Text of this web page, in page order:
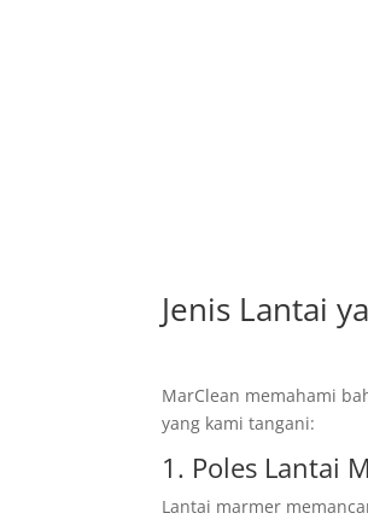
Jenis Lantai
MarClean memahami
yang kami tangani:
1. Poles Lantai
Lantai marmer